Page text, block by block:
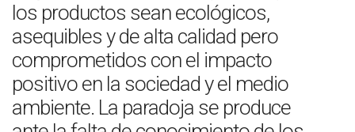
los productos sean ecológicos,
asequibles y de alta calidad pero
comprometidos con el impacto
positivo en la sociedad y el medio
ambiente. La paradoja se produce